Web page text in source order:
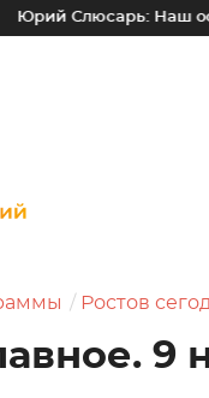
Наш основной
Ростов
9